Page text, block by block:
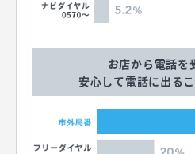
お店から電話を
安心して電話に出る